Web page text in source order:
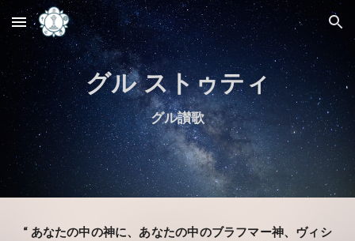
Skip to main content Skip to navigation
グル ストゥティ
グル讃歌
“ あなたの中の神に、あなたの中のブラフマー神、ヴィシ